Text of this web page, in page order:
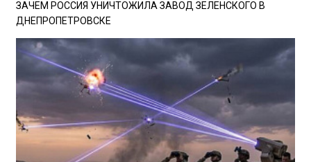
ЗАЧЕМ РОССИЯ УНИЧТОЖИЛА ЗАВОД ЗЕЛЕНСКОГО В
ДНЕПРОПЕТРОВСКЕ